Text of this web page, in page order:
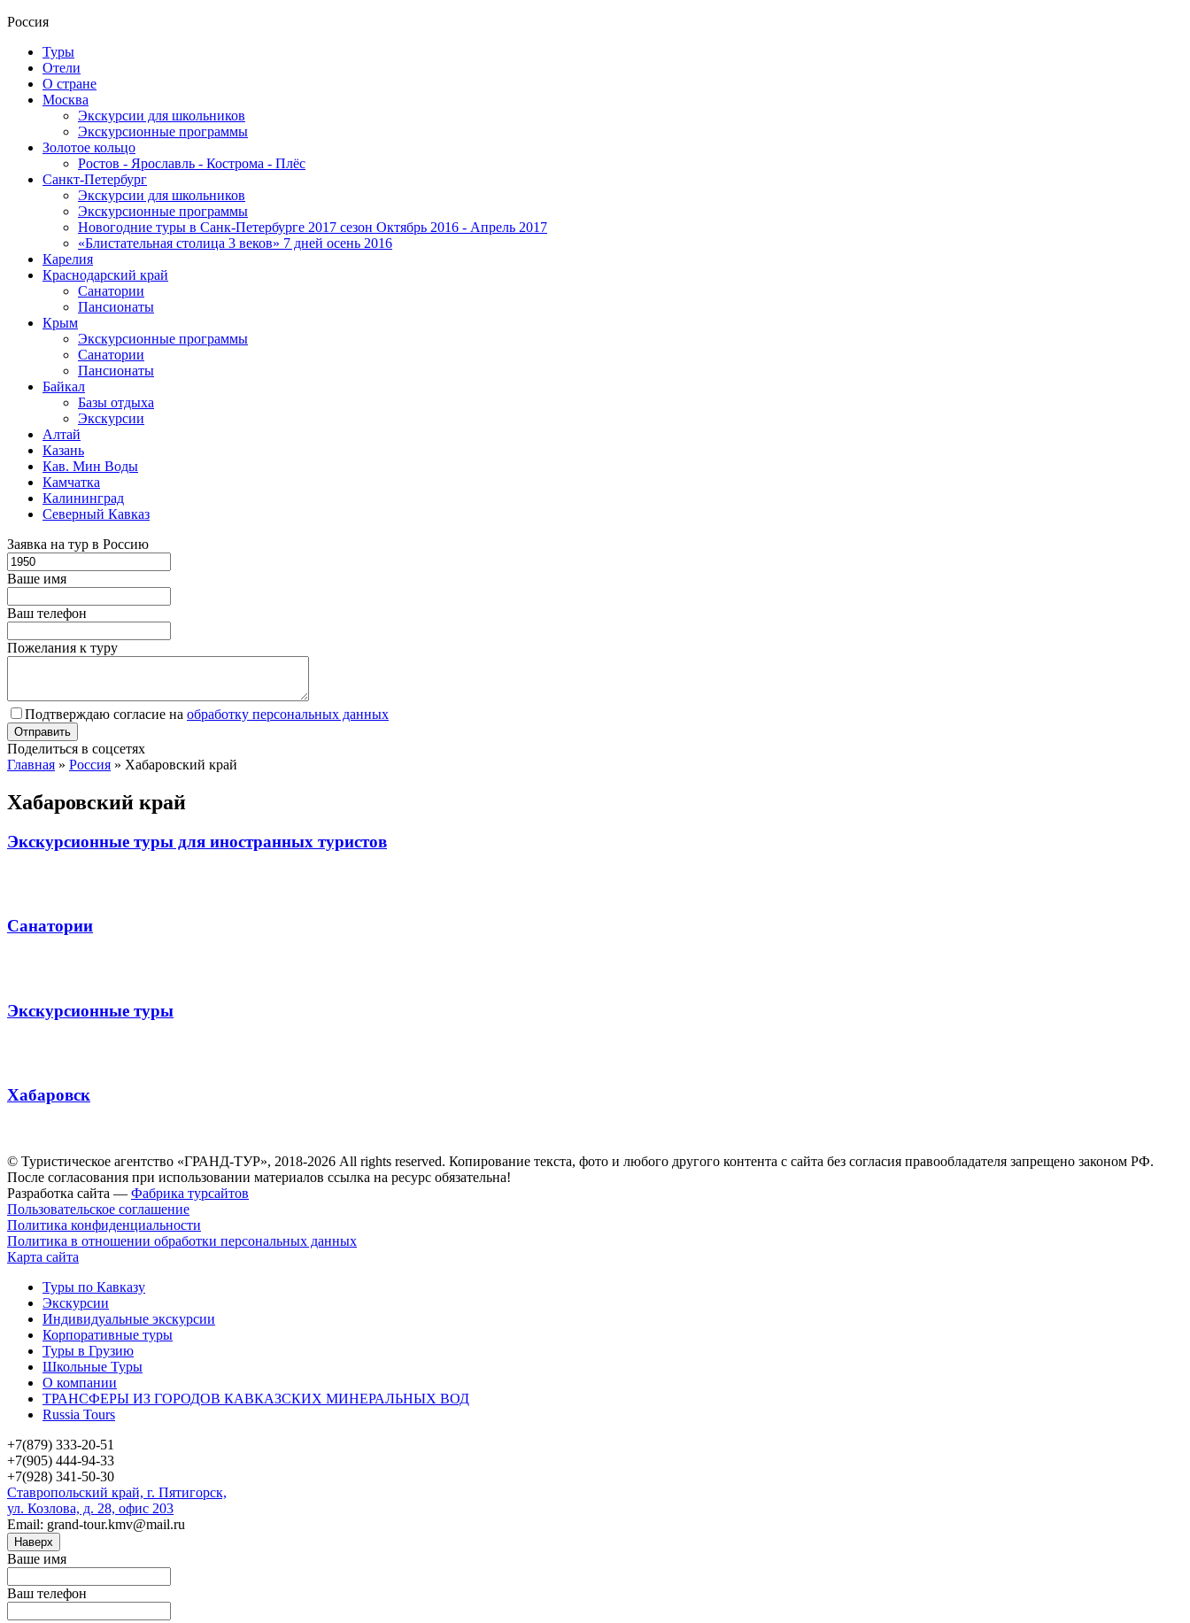
Россия
Туры
Отели
О стране
Москва
Экскурсии для школьников
Экскурсионные программы
Золотое кольцо
Ростов - Ярославль - Кострома - Плёс
Санкт-Петербург
Экскурсии для школьников
Экскурсионные программы
Новогодние туры в Санк-Петербурге 2017 сезон Октябрь 2016 - Апрель 2017
«Блистательная столица 3 веков» 7 дней осень 2016
Карелия
Краснодарский край
Санатории
Пансионаты
Крым
Экскурсионные программы
Санатории
Пансионаты
Байкал
Базы отдыха
Экскурсии
Алтай
Казань
Кав. Мин Воды
Камчатка
Калининград
Северный Кавказ
Заявка на тур в Россию
Ваше имя
Ваш телефон
Пожелания к туру
Подтверждаю согласие на обработку персональных данных
Поделиться в соцсетях
Главная » Россия » Хабаровский край
Хабаровский край
Экскурсионные туры для иностранных туристов
Санатории
Экскурсионные туры
Хабаровск
© Туристическое агентство «ГРАНД-ТУР», 2018-2026 All rights reserved. Копирование текста, фото и любого другого контента с сайта без согласия правообладателя запрещено законом РФ.
После согласования при использовании материалов ссылка на ресурс обязательна!
Разработка сайта — Фабрика турсайтов
Пользовательское соглашение
Политика конфиденциальности
Политика в отношении обработки персональных данных
Карта сайта
Туры по Кавказу
Экскурсии
Индивидуальные экскурсии
Корпоративные туры
Туры в Грузию
Школьные Туры
О компании
ТРАНСФЕРЫ ИЗ ГОРОДОВ КАВКАЗСКИХ МИНЕРАЛЬНЫХ ВОД
Russia Tours
+7(879) 333-20-51
+7(905) 444-94-33
+7(928) 341-50-30
Ставропольский край, г. Пятигорск,
ул. Козлова, д. 28, офис 203
Email: grand-tour.kmv@mail.ru
Наверх
Ваше имя
Ваш телефон